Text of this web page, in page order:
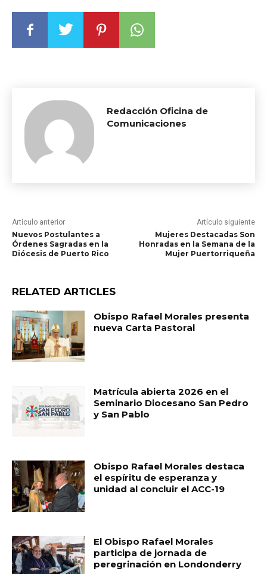
Redacción Oficina de
Comunicaciones
Artículo anterior
Nuevos Postulantes a
Órdenes Sagradas en la
Diócesis de Puerto Rico
Artículo siguiente
Mujeres Destacadas Son
Honradas en la Semana de la
Mujer Puertorriqueña
RELATED ARTICLES
Obispo Rafael Morales presenta
nueva Carta Pastoral
Matrícula abierta 2026 en el
Seminario Diocesano San Pedro
y San Pablo
Obispo Rafael Morales destaca
el espíritu de esperanza y
unidad al concluir el ACC-19
El Obispo Rafael Morales
participa de jornada de
peregrinación en Londonderry